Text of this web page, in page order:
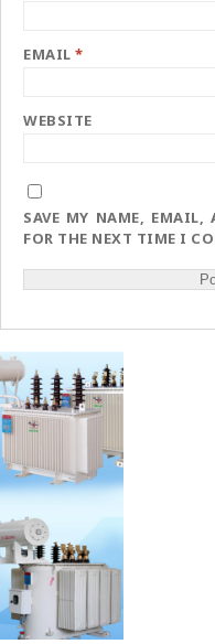
EMAIL*
WEBSITE
SAVE MY NAME, EMAIL,
FOR THE NEXT TIME I